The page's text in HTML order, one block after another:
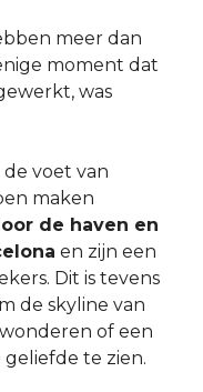
meer dan
moment dat
was
voet van
maken
de haven en
en zijn een
Dit is tevens
de skyline van
of een
te zien.